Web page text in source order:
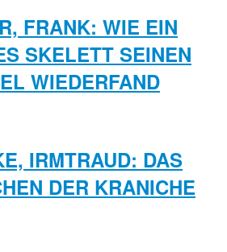
FRANK: WIE EIN
SKELETT SEINEN
WIEDERFAND
IRMTRAUD: DAS
DER KRANICHE